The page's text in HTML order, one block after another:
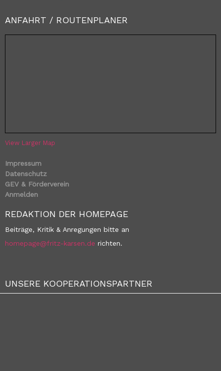
ANFAHRT / ROUTENPLANER
View Larger Map
Impressum
Datenschutz
GEV & Förderverein
Anmelden
REDAKTION DER HOMEPAGE
Beiträge, Kritik & Anregungen bitte an
homepage@fritz-karsen.de richten.
UNSERE KOOPERATIONSPARTNER